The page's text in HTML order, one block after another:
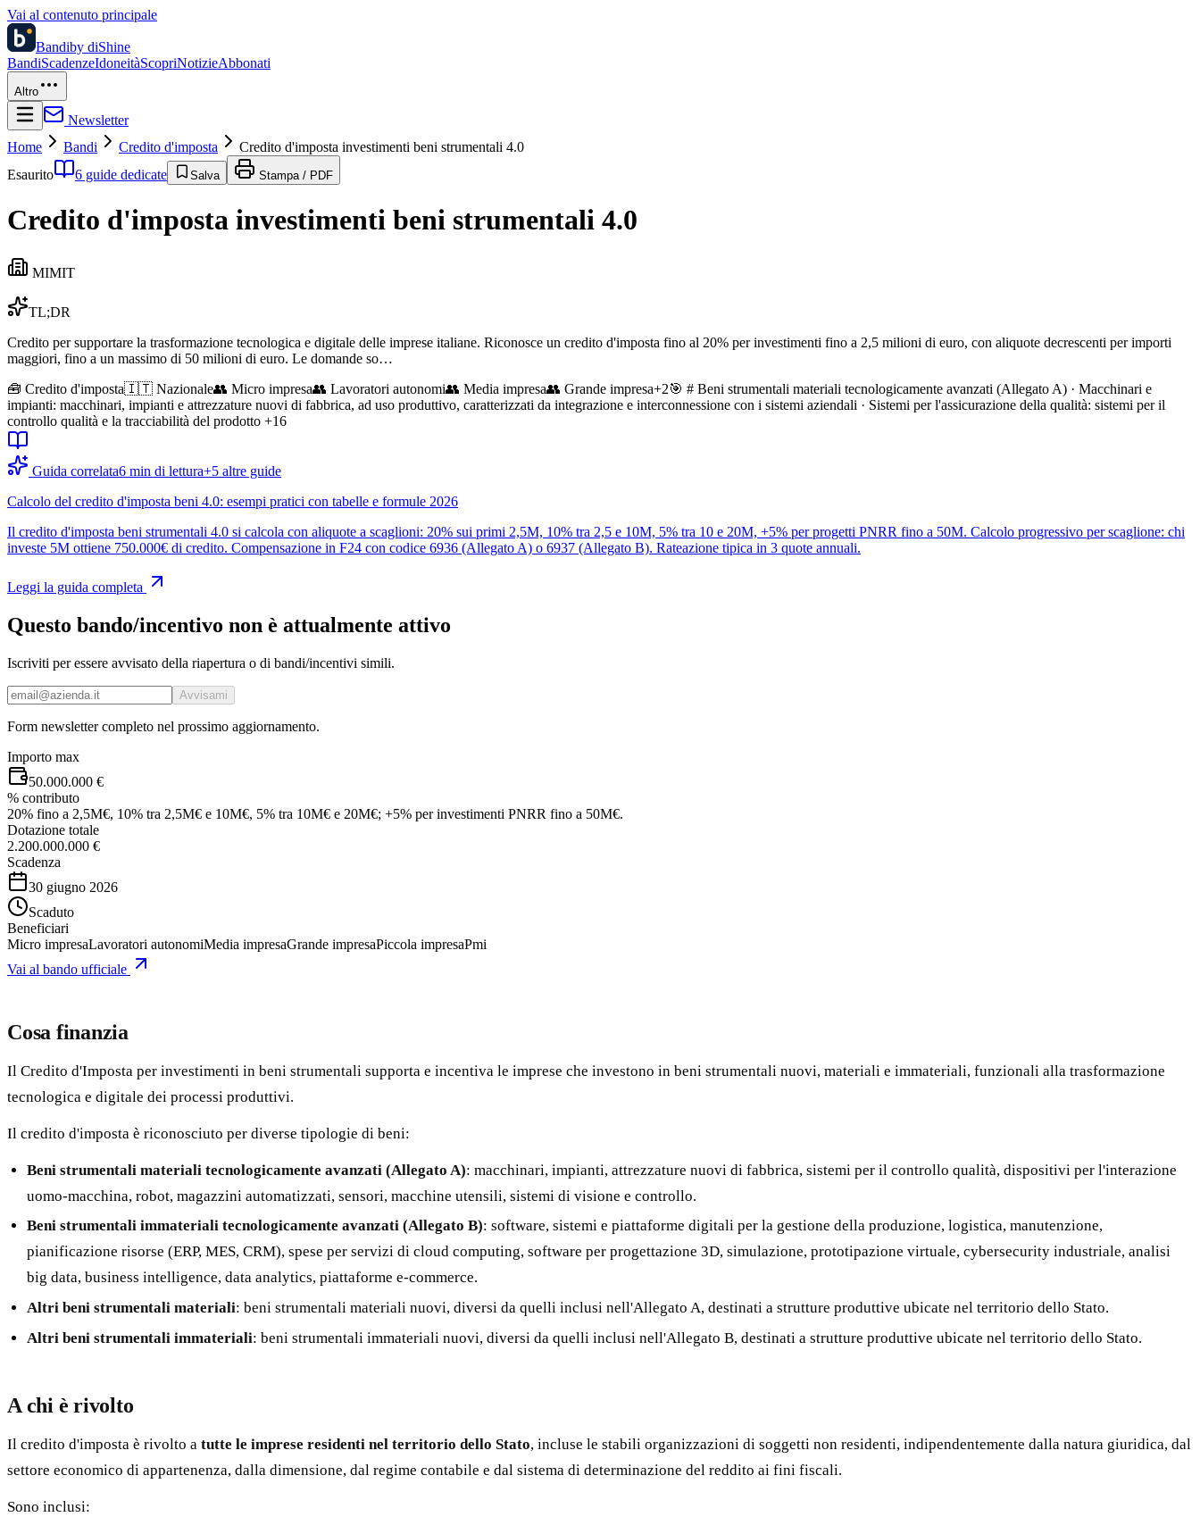
Vai al contenuto principale
Bandiby diShine
BandiScadenzeIdoneitàScopriNotizieAbbonati
Altro
Newsletter
Home
Bandi Credito d'imposta
Credito d'imposta investimenti beni strumentali 4.0
Esaurito
6 guide dedicate Salva Stampa / PDF
Credito d'imposta investimenti beni strumentali 4.0
MIMIT
TL;DR
Credito per supportare la trasformazione tecnologica e digitale delle imprese italiane. Riconosce un credito d'imposta fino al 20% per investimenti fino a 2,5 milioni di euro, con aliquote decrescenti per importi
maggiori, fino a un massimo di 50 milioni di euro. Le domande so…
🧰 Credito d'imposta🇮🇹 Nazionale👥 Micro impresa👥 Lavoratori autonomi👥 Media impresa👥 Grande impresa+2🎯 # Beni strumentali materiali tecnologicamente avanzati (Allegato A) · Macchinari e
impianti: macchinari, impianti e attrezzature nuovi di fabbrica, ad uso produttivo, caratterizzati da integrazione e interconnessione con i sistemi aziendali · Sistemi per l'assicurazione della qualità: sistemi per il
controllo qualità e la tracciabilità del prodotto +16
Guida correlata6 min di lettura+5 altre guide
Calcolo del credito d'imposta beni 4.0: esempi pratici con tabelle e formule 2026
Il credito d'imposta beni strumentali 4.0 si calcola con aliquote a scaglioni: 20% sui primi 2,5M, 10% tra 2,5 e 10M, 5% tra 10 e 20M, +5% per progetti PNRR fino a 50M. Calcolo progressivo per scaglione: chi
investe 5M ottiene 750.000€ di credito. Compensazione in F24 con codice 6936 (Allegato A) o 6937 (Allegato B). Rateazione tipica in 3 quote annuali.
Leggi la guida completa
Questo bando/incentivo non è attualmente attivo
Iscriviti per essere avvisato della riapertura o di bandi/incentivi simili.
Avvisami
Form newsletter completo nel prossimo aggiornamento.
Importo max
50.000.000 €
% contributo
20% fino a 2,5M€, 10% tra 2,5M€ e 10M€, 5% tra 10M€ e 20M€; +5% per investimenti PNRR fino a 50M€.
Dotazione totale
2.200.000.000 €
Scadenza
30 giugno 2026
Scaduto
Beneficiari
Micro impresaLavoratori autonomiMedia impresaGrande impresaPiccola impresaPmi
Vai al bando ufficiale
Cosa finanzia
Il Credito d'Imposta per investimenti in beni strumentali supporta e incentiva le imprese che investono in beni strumentali nuovi, materiali e immateriali, funzionali alla trasformazione
tecnologica e digitale dei processi produttivi.
Il credito d'imposta è riconosciuto per diverse tipologie di beni:
Beni strumentali materiali tecnologicamente avanzati (Allegato A): macchinari, impianti, attrezzature nuovi di fabbrica, sistemi per il controllo qualità, dispositivi per l'interazione
uomo-macchina, robot, magazzini automatizzati, sensori, macchine utensili, sistemi di visione e controllo.
Beni strumentali immateriali tecnologicamente avanzati (Allegato B): software, sistemi e piattaforme digitali per la gestione della produzione, logistica, manutenzione,
pianificazione risorse (ERP, MES, CRM), spese per servizi di cloud computing, software per progettazione 3D, simulazione, prototipazione virtuale, cybersecurity industriale, analisi
big data, business intelligence, data analytics, piattaforme e-commerce.
Altri beni strumentali materiali: beni strumentali materiali nuovi, diversi da quelli inclusi nell'Allegato A, destinati a strutture produttive ubicate nel territorio dello Stato.
Altri beni strumentali immateriali: beni strumentali immateriali nuovi, diversi da quelli inclusi nell'Allegato B, destinati a strutture produttive ubicate nel territorio dello Stato.
A chi è rivolto
Il credito d'imposta è rivolto a tutte le imprese residenti nel territorio dello Stato, incluse le stabili organizzazioni di soggetti non residenti, indipendentemente dalla natura giuridica, dal
settore economico di appartenenza, dalla dimensione, dal regime contabile e dal sistema di determinazione del reddito ai fini fiscali.
Sono inclusi: